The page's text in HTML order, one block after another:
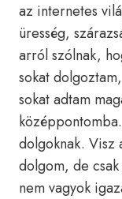
az internetes
üresség,
arról szólnak,
sokat
sokat adtam
dolgoknak. Visz
dolgom, de
nem vagyok